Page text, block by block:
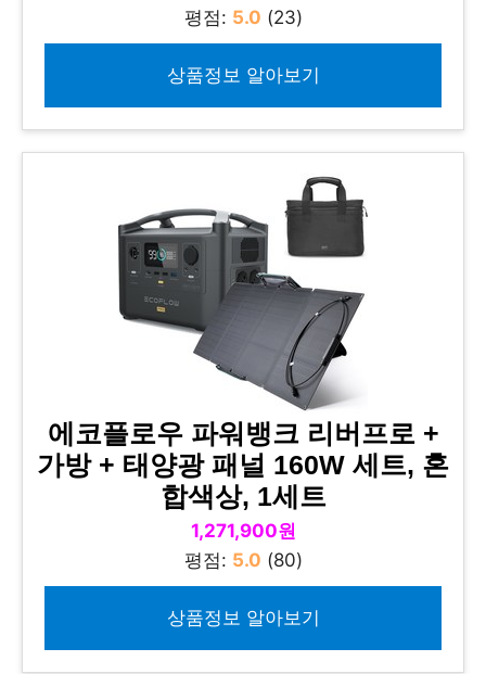
평점: 5.0 (23)
상품정보 알아보기
에코플로우 파워뱅크 리버프로 +
가방 + 태양광 패널 160W 세트, 혼
합색상, 1세트
1,271,900원
평점: 5.0 (80)
상품정보 알아보기